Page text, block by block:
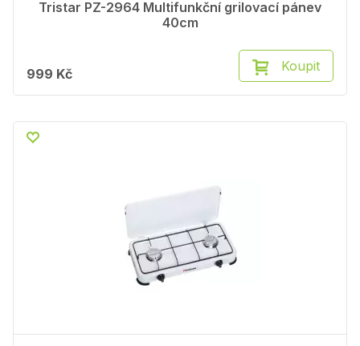
Tristar PZ-2964 Multifunkční grilovací pánev
40cm
999 Kč Koupit